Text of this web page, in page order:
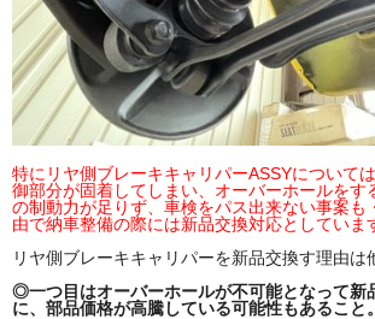
特にリヤ側ブレーキキャリパーASSYについて
御部分が固着してしまい、オーバーホールをす
の制動力が足りず、車検をパス出来ない事案も
由で納車整備の際には新品交換対応としていま
リヤ側ブレーキキャリパーを新品交換す理由は
◎一つ目はオーバーホールが不可能となって新
に、部品価格が高騰している可能性もあること。